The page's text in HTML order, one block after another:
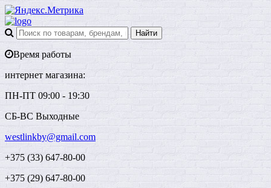
Время работы
интернет магазина:
ПН-ПТ 09:00 - 19:30
СБ-ВС Выходные
westlinkby@gmail.com
+375 (33) 647-80-00
+375 (29) 647-80-00